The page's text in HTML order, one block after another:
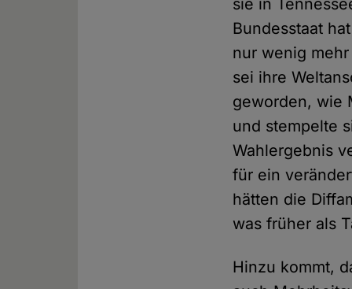
sie in
Bundesstaat
nur wenig
sei ihre
geworden, wie
und stempelte
Wahlergebnis
für ein
hätten die
was früher als
Hinzu kommt,